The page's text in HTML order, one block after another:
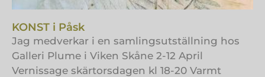
KONST i Påsk
Jag medverkar i en samlingsutställning hos
Galleri Plume i Viken Skåne 2-12 April
Vernissage skärtorsdagen kl 18-20 Varmt